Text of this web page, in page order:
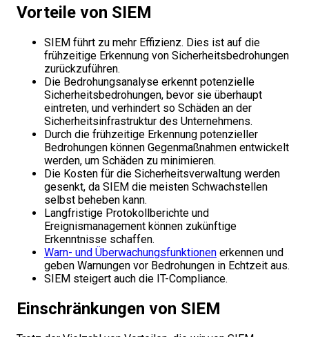
Vorteile von SIEM
SIEM führt zu mehr Effizienz. Dies ist auf die
frühzeitige Erkennung von Sicherheitsbedrohungen
zurückzuführen.
Die Bedrohungsanalyse erkennt potenzielle
Sicherheitsbedrohungen, bevor sie überhaupt
eintreten, und verhindert so Schäden an der
Sicherheitsinfrastruktur des Unternehmens.
Durch die frühzeitige Erkennung potenzieller
Bedrohungen können Gegenmaßnahmen entwickelt
werden, um Schäden zu minimieren.
Die Kosten für die Sicherheitsverwaltung werden
gesenkt, da SIEM die meisten Schwachstellen
selbst beheben kann.
Langfristige Protokollberichte und
Ereignismanagement können zukünftige
Erkenntnisse schaffen.
Warn- und Überwachungsfunktionen erkennen und
geben Warnungen vor Bedrohungen in Echtzeit aus.
SIEM steigert auch die IT-Compliance.
Einschränkungen von SIEM